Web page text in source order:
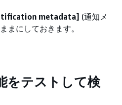
metadata] (通知メ
まにしておきます。
をテストして検